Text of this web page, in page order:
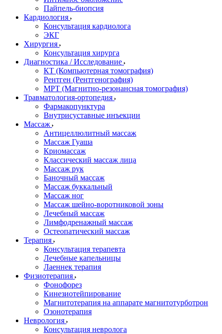
Пайпель-биопсия
Кардиология
Консультация кардиолога
ЭКГ
Хирургия
Консультация хирурга
Диагностика / Исследование
КТ (Компьютерная томография)
Рентген (Рентгенография)
МРТ (Магнитно-резонансная томография)
Травматология-ортопедия
Фармакопунктура
Внутрисуставные инъекции
Массаж
Антицеллюлитный массаж
Массаж Гуаша
Криомассаж
Классический массаж лица
Массаж рук
Баночный массаж
Массаж буккальный
Массаж ног
Массаж шейно-воротниковой зоны
Лечебный массаж
Лимфодренажный массаж
Остеопатический массаж
Терапия
Консультация терапевта
Лечебные капельницы
Лаеннек терапия
Физиотерапия
Фонофорез
Кинезиотейпирование
Магнитотерапия на аппарате магнитотурботрон
Озонотерапия
Неврология
Консультация невролога